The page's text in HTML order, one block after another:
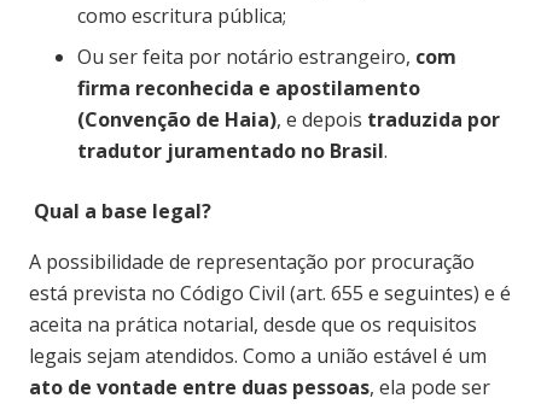
como escritura pública;
Ou ser feita por notário estrangeiro, com
firma reconhecida e apostilamento
(Convenção de Haia), e depois traduzida por
tradutor juramentado no Brasil.
Qual a base legal?
A possibilidade de representação por procuração
está prevista no Código Civil (art. 655 e seguintes) e é
aceita na prática notarial, desde que os requisitos
legais sejam atendidos. Como a união estável é um
ato de vontade entre duas pessoas, ela pode ser